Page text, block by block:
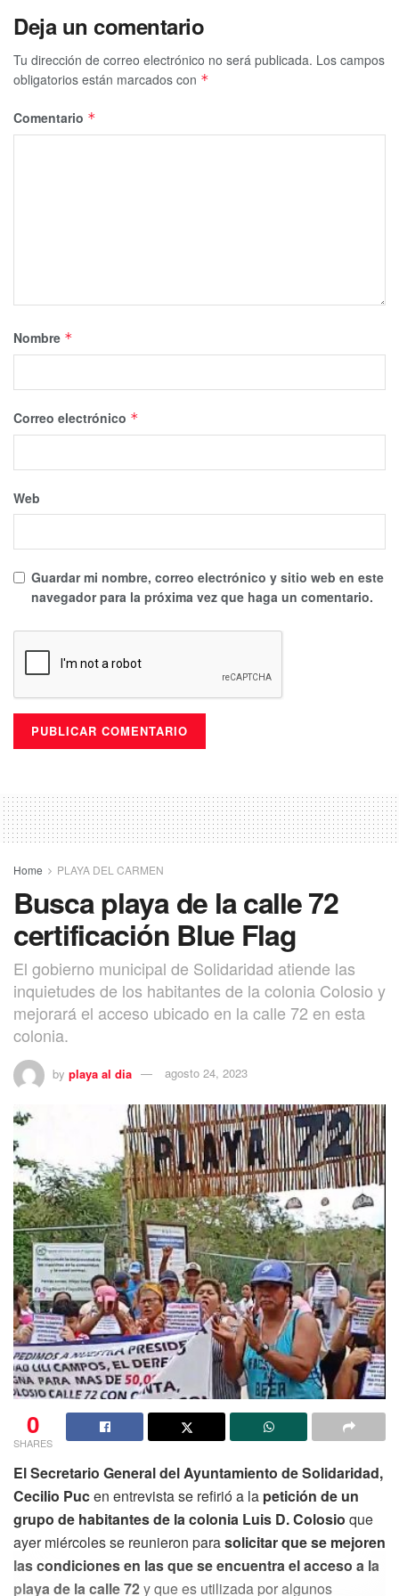
Deja un comentario
Tu dirección de correo electrónico no será publicada. Los campos
obligatorios están marcados con *
Comentario *
Nombre *
Correo electrónico *
Web
Guardar mi nombre, correo electrónico y sitio web en este
navegador para la próxima vez que haga un comentario.
Home PLAYA DEL CARMEN
Busca playa de la calle 72
certificación Blue Flag
El gobierno municipal de Solidaridad atiende las
inquietudes de los habitantes de la colonia Colosio y
mejorará el acceso ubicado en la calle 72 en esta
colonia.
by playa al dia agosto 24, 2023
0
SHARES
El Secretario General del Ayuntamiento de Solidaridad,
Cecilio Pucen entrevista se refirió a la petición de un
grupo de habitantes de la colonia Luis D. Colosio que
ayer miércoles se reunieron parasolicitar que se mejoren
las condiciones en las que se encuentra el acceso a la
playa de la calle 72y que es utilizada por algunos